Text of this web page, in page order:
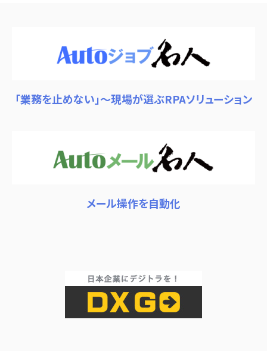
「業務を止めない」～現場が選ぶRPAソリューション
メール操作を自動化